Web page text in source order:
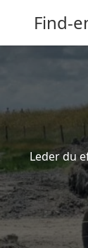
Find-
Leder du